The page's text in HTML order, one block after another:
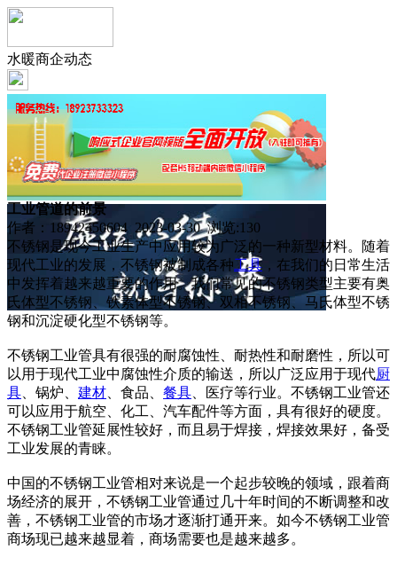
水暖商企动态
工业管道的前景
作者：18942450604 2023-03-30 浏览:130
不锈钢是现今工业生产中应用较为广泛的一种新型材料。随着
现代工业的发展，不锈钢被制成各种工具 ，在我们的日常生活
中发挥着越来越重要的作用。我们常见的不锈钢类型主要有奥
氏体型不锈钢、铁素体型不锈钢、双相不锈钢、马氏体型不锈
钢和沉淀硬化型不锈钢等。
不锈钢工业管具有很强的耐腐蚀性、耐热性和耐磨性，所以可
以用于现代工业中腐蚀性介质的输送，所以广泛应用于现代厨
具 、锅炉、 建材 、食品、 餐具 、医疗等行业。不锈钢工业管还
可以应用于航空、化工、汽车配件等方面，具有很好的硬度。
不锈钢工业管延展性较好，而且易于焊接，焊接效果好，备受
工业发展的青睐。
中国的不锈钢工业管相对来说是一个起步较晚的领域，跟着商
场经济的展开，不锈钢工业管通过几十年时间的不断调整和改
善，不锈钢工业管的市场才逐渐打通开来。如今不锈钢工业管
商场现已越来越显着，商场需要也是越来越多。